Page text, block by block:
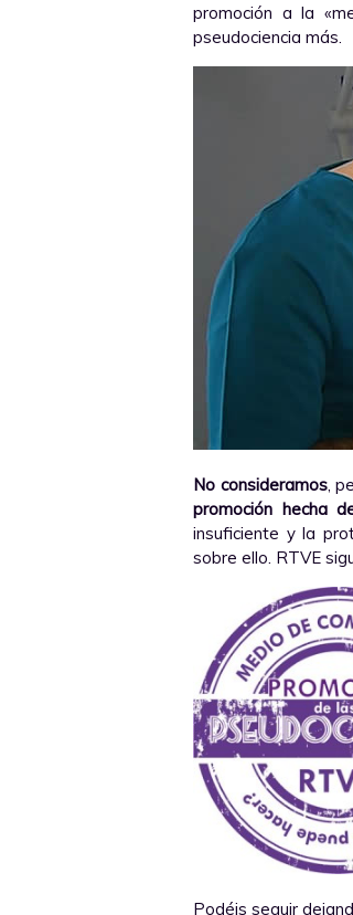
promoción a la
pseudociencia más.
No consideramos,
promoción hecha
insuficiente y la
sobre ello. RTVE
Podéis seguir